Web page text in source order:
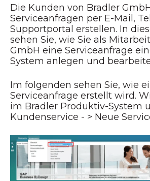
Die Kunden von Bradler
Serviceanfragen per E-Mail,
Supportportal erstellen. In
sehen Sie, wie Sie als
GmbH eine Serviceanfrage
System anlegen und
Im folgenden sehen Sie, wie
Serviceanfrage erstellt wird.
im Bradler Produktiv-System
Kundenservice - > Neue